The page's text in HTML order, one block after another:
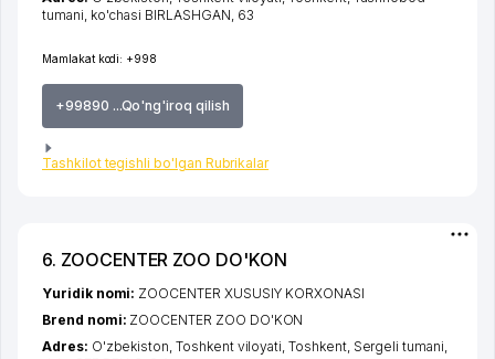
Mamlakat kodi: +998
+99890 ...Qo'ng'iroq qilish
Tashkilot tegishli bo'lgan Rubrikalar
tumani ko'chasi BIRLASHGAN , 63
6. ZOOCENTER ZOO DO'KON
Yuridik nomi: ZOOCENTER XUSUSIY KORXONASI
Brend nomi: ZOOCENTER ZOO DO'KON
Adres: O'zbekiston,Toshkent viloyati,Toshkent, Sergeli tumani,